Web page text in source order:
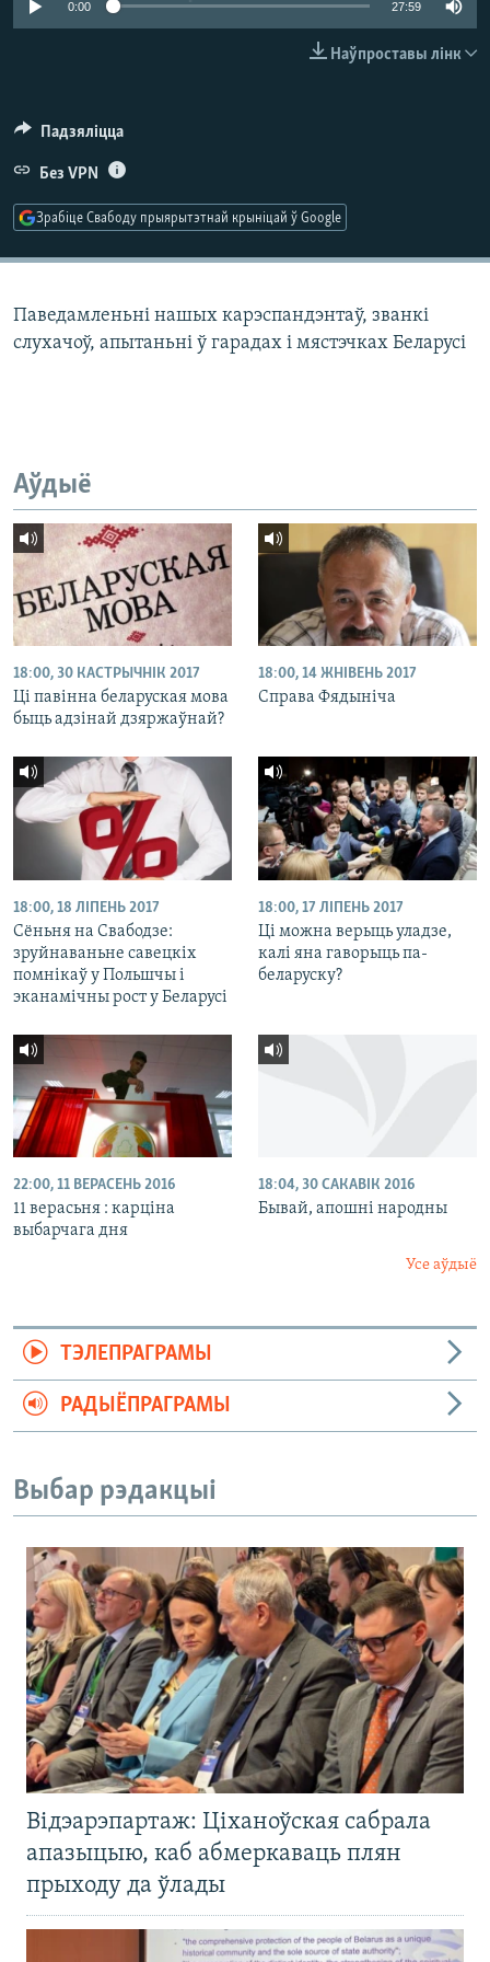
КУЛЬТУРА
МОВА0:00 27:59
Наўпроставы лінк
Падзяліцца
Без VPN
Зрабіце Свабоду прыярытэтнай крыніцай ў Google
Паведамленьні нашых карэспандэнтаў, званкі
слухачоў, апытаньні ў гарадах і мястэчках Беларусі
Аўдыё
18:00, 30 КАСТРЫЧНІК 2017
Ці павінна беларуская мова
быць адзінай дзяржаўнай?
18:00, 14 ЖНІВЕНЬ 2017
Справа Фядыніча
18:00, 18 ЛІПЕНЬ 2017
Сёньня на Свабодзе:
зруйнаваньне савецкіх
помнікаў у Польшчы і
эканамічны рост у Беларусі
18:00, 17 ЛІПЕНЬ 2017
Ці можна верыць уладзе,
калі яна гаворыць па-
беларуску?
22:00, 11 ВЕРАСЕНЬ 2016
11 верасьня : карціна
выбарчага дня
18:04, 30 САКАВІК 2016
Бывай, апошні народны
Усе аўдыё
ТЭЛЕПРАГРАМЫ
РАДЫЁПРАГРАМЫ
Выбар рэдакцыі
Відэарэпартаж: Ціханоўская сабрала
апазыцыю, каб абмеркаваць плян
прыходу да ўлады